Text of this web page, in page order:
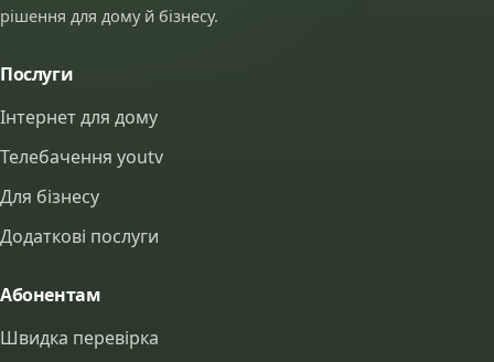
рішення для дому й бізнесу.
Послуги
Інтернет для дому
Телебачення youtv
Для бізнесу
Додаткові послуги
Абонентам
Швидка перевірка